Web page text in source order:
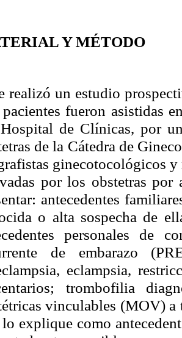
Y MÉTODO
realizó un estudio
fueron asistidas
de Clínicas, por
de la Cátedra de
ginecotocológicos
por los obstetras
antecedentes
o alta sospecha de
personales de
de embarazo
eclampsia,
trombofilia
vinculables (MOV)
explique como